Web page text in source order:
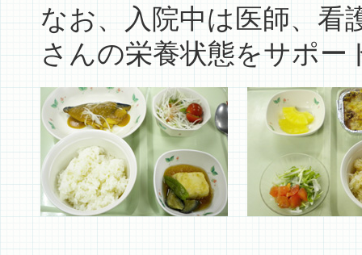
なお、入院中は医師、看
さんの栄養状態をサポー